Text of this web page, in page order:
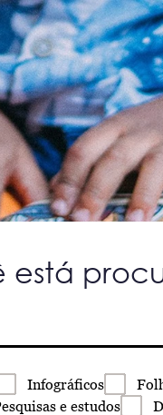
está
Infográficos
e estudos